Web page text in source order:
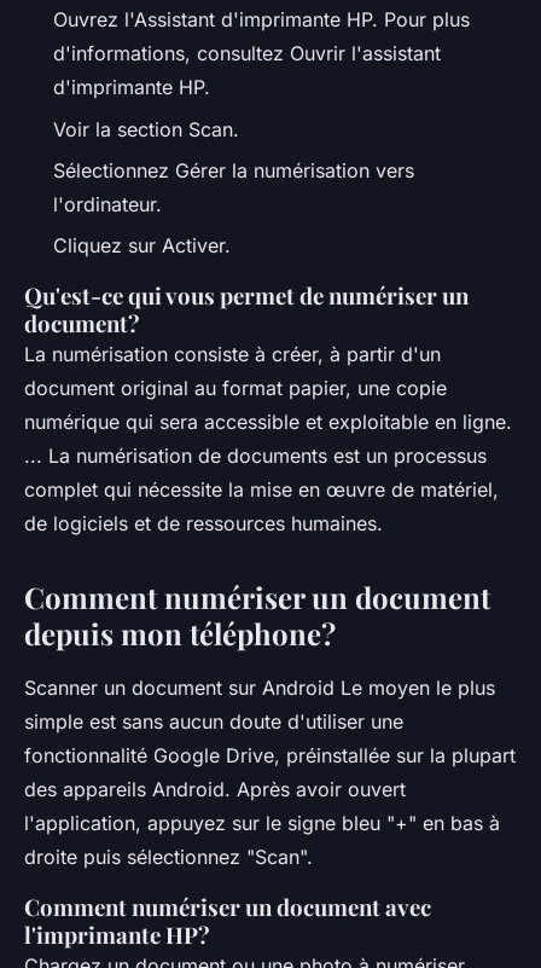
Ouvrez l'Assistant d'imprimante HP. Pour plus
d'informations, consultez Ouvrir l'assistant
d'imprimante HP.
Voir la section Scan.
Sélectionnez Gérer la numérisation vers
l'ordinateur.
Cliquez sur Activer.
Qu'est-ce qui vous permet de numériser un
document?
La numérisation consiste à créer, à partir d'un
document original au format papier, une copie
numérique qui sera accessible et exploitable en ligne.
... La numérisation de documents est un processus
complet qui nécessite la mise en œuvre de matériel,
de logiciels et de ressources humaines.
Comment numériser un document
depuis mon téléphone?
Scanner un document sur Android Le moyen le plus
simple est sans aucun doute d'utiliser une
fonctionnalité Google Drive, préinstallée sur la plupart
des appareils Android. Après avoir ouvert
l'application, appuyez sur le signe bleu "+" en bas à
droite puis sélectionnez "Scan".
Comment numériser un document avec
l'imprimante HP?